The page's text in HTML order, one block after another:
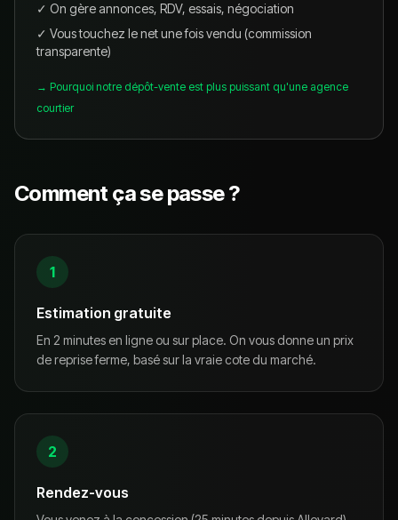
✓ On gère annonces, RDV, essais, négociation
✓ Vous touchez le net une fois vendu (commission
transparente)
→ Pourquoi notre dépôt-vente est plus puissant qu'une agence
courtier
Comment ça se passe ?
1
Estimation gratuite
En 2 minutes en ligne ou sur place. On vous donne un prix
de reprise ferme, basé sur la vraie cote du marché.
2
Rendez-vous